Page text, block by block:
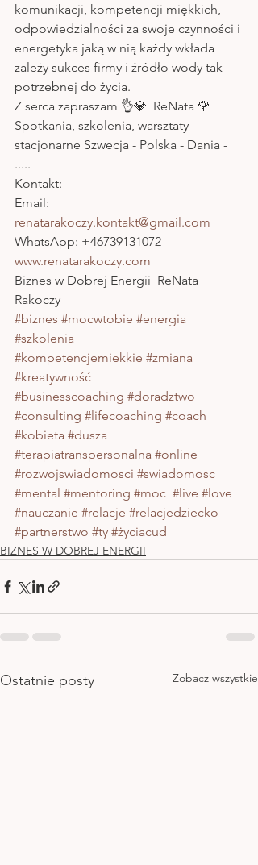
komunikacji, kompetencji miękkich,
odpowiedzialności za swoje czynności i
energetyka jaką w nią każdy wkłada
zależy sukces firmy i źródło wody tak
potrzebnej do życia.
Z serca zapraszam 👌💎  ReNata 🌹
Spotkania, szkolenia, warsztaty
stacjonarne Szwecja - Polska - Dania -
.....
Kontakt:
Email:
renatarakoczy.kontakt@gmail.com
WhatsApp: +46739131072
www.renatarakoczy.com
Biznes w Dobrej Energii  ReNata
Rakoczy
#biznes #mocwtobie #energia
#szkolenia
#kompetencjemiekkie #zmiana
#kreatywność
#businesscoaching #doradztwo
#consulting #lifecoaching #coach
#kobieta #dusza
#terapiatranspersonalna #online
#rozwojswiadomosci #swiadomosc
#mental #mentoring #moc #live #love
#nauczanie #relacje #relacjedziecko
#partnerstwo #ty #życiacud
BIZNES W DOBREJ ENERGII
Ostatnie posty Zobacz wszystkie